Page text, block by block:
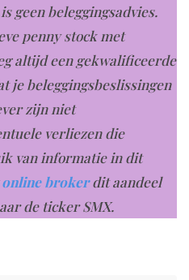
geen beleggingsadvies.
penny stock met
altijd een gekwalificeerde
je beleggingsbeslissingen
zijn niet
verliezen die
van informatie in dit
online brokerdit aandeel
de ticker SMX.